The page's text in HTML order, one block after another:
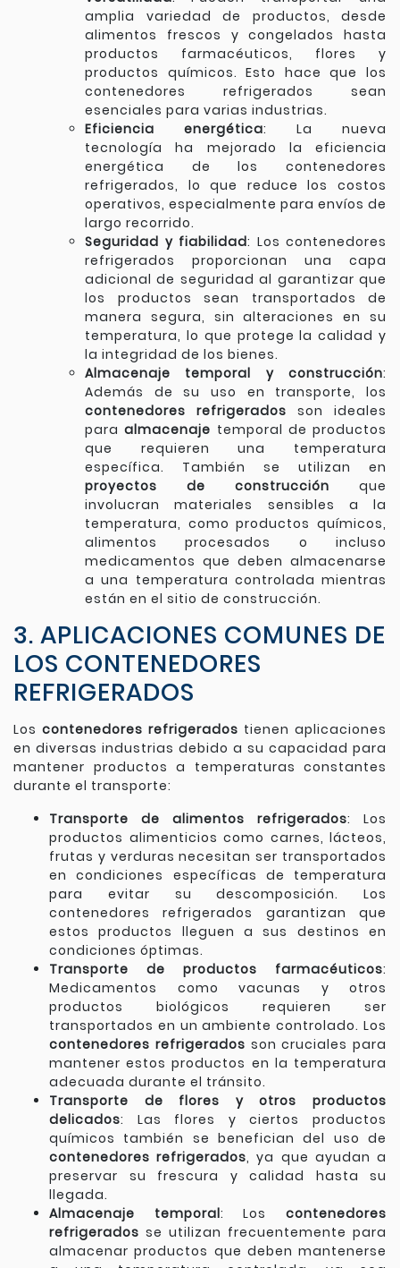
amplia variedad de productos, desde
alimentos frescos y congelados hasta
productos farmacéuticos, flores y
productos químicos. Esto hace que los
contenedores refrigerados sean
esenciales para varias industrias.
Eficiencia energética: La nueva
tecnología ha mejorado la eficiencia
energética de los contenedores
refrigerados, lo que reduce los costos
operativos, especialmente para envíos de
largo recorrido.
Seguridad y fiabilidad: Los contenedores
refrigerados proporcionan una capa
adicional de seguridad al garantizar que
los productos sean transportados de
manera segura, sin alteraciones en su
temperatura, lo que protege la calidad y
la integridad de los bienes.
Almacenaje temporal y construcción:
Además de su uso en transporte, los
contenedores refrigerados son ideales
paraalmacenaje temporal de productos
que requieren una temperatura
específica. También se utilizan en
proyectos de construcción que
involucran materiales sensibles a la
temperatura, como productos químicos,
alimentos procesados o incluso
medicamentos que deben almacenarse
a una temperatura controlada mientras
están en el sitio de construcción.
3. APLICACIONES COMUNES DE
LOS CONTENEDORES
REFRIGERADOS
Los contenedores refrigerados tienen aplicaciones
en diversas industrias debido a su capacidad para
mantener productos a temperaturas constantes
durante el transporte:
Transporte de alimentos refrigerados: Los
productos alimenticios como carnes, lácteos,
frutas y verduras necesitan ser transportados
en condiciones específicas de temperatura
para evitar su descomposición. Los
contenedores refrigerados garantizan que
estos productos lleguen a sus destinos en
condiciones óptimas.
Transporte de productos farmacéuticos:
Medicamentos como vacunas y otros
productos biológicos requieren ser
transportados en un ambiente controlado. Los
contenedores refrigerados son cruciales para
mantener estos productos en la temperatura
adecuada durante el tránsito.
Transporte de flores y otros productos
delicados: Las flores y ciertos productos
químicos también se benefician del uso de
contenedores refrigerados, ya que ayudan a
preservar su frescura y calidad hasta su
llegada.
Almacenaje temporal: Loscontenedores
refrigerados se utilizan frecuentemente para
almacenar productos que deben mantenerse